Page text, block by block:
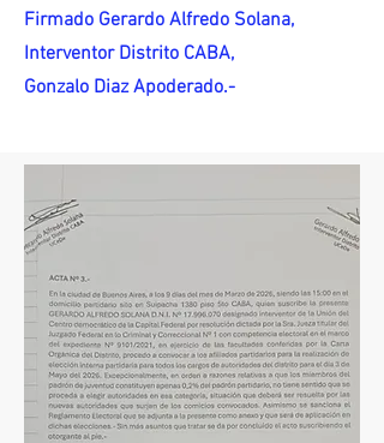
Firmado Gerardo Alfredo Solana,
Interventor Distrito CABA,
Gonzalo Diaz Apoderado.-